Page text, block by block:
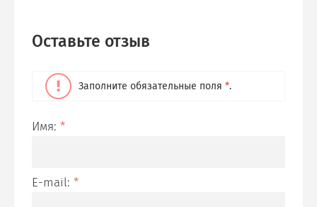
Оставьте отзыв
Заполните обязательные поля *.
Имя: *
E-mail: *